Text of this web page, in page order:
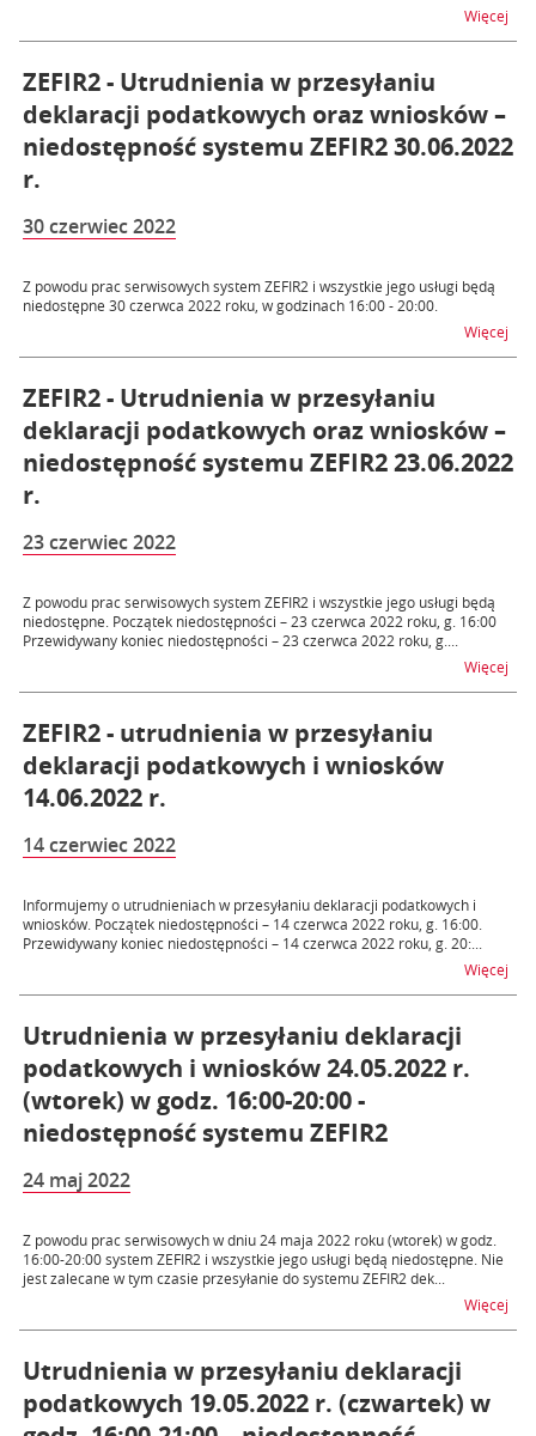
Więcej
ZEFIR2 - Utrudnienia w przesyłaniu
deklaracji podatkowych oraz wniosków –
niedostępność systemu ZEFIR2 30.06.2022
r.
30 czerwiec 2022
Z powodu prac serwisowych system ZEFIR2 i wszystkie jego usługi będą
niedostępne 30 czerwca 2022 roku, w godzinach 16:00 - 20:00.
Więcej
ZEFIR2 - Utrudnienia w przesyłaniu
deklaracji podatkowych oraz wniosków –
niedostępność systemu ZEFIR2 23.06.2022
r.
23 czerwiec 2022
Z powodu prac serwisowych system ZEFIR2 i wszystkie jego usługi będą
niedostępne. Początek niedostępności – 23 czerwca 2022 roku, g. 16:00
Przewidywany koniec niedostępności – 23 czerwca 2022 roku, g....
Więcej
ZEFIR2 - utrudnienia w przesyłaniu
deklaracji podatkowych i wniosków
14.06.2022 r.
14 czerwiec 2022
Informujemy o utrudnieniach w przesyłaniu deklaracji podatkowych i
wniosków. Początek niedostępności – 14 czerwca 2022 roku, g. 16:00.
Przewidywany koniec niedostępności – 14 czerwca 2022 roku, g. 20:...
Więcej
Utrudnienia w przesyłaniu deklaracji
podatkowych i wniosków 24.05.2022 r.
(wtorek) w godz. 16:00-20:00 -
niedostępność systemu ZEFIR2
24 maj 2022
Z powodu prac serwisowych w dniu 24 maja 2022 roku (wtorek) w godz.
16:00-20:00 system ZEFIR2 i wszystkie jego usługi będą niedostępne. Nie
jest zalecane w tym czasie przesyłanie do systemu ZEFIR2 dek...
Więcej
Utrudnienia w przesyłaniu deklaracji
podatkowych 19.05.2022 r. (czwartek) w